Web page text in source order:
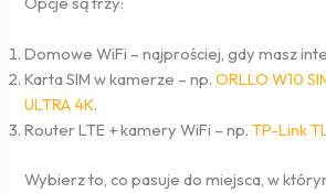
Domowe WiFi – najprościej, gdy masz
Karta SIM w kamerze – np.ORLLO W10
ULTRA 4K.
Router LTE + kamery WiFi – np.TP-Link
Wybierz to, co pasuje do miejsca, w